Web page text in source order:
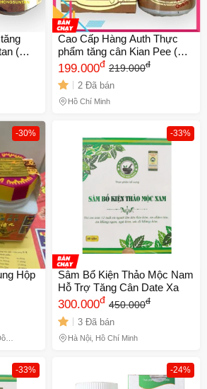
(
) - Hỗ
chức
khỏe
Cao Cấp Hàng Auth Thực
phẩm tăng cân Kian Pee (
Kiện Tỳ Hoàn ) xuất xứ
Malaysia giúp ăn ngon
miệng, ngủ ngon - Mã 1062
199.000đ 219.000đ
2 Đã bán
Hồ Chí Minh
-30%
Hộp
-33%
Sâm Bổ Kiện Thảo Mộc Nam
Hỗ Trợ Tăng Cân Date Xa
300.000đ 450.000đ
3 Đã bán
Hà Nội, Hồ Chí Minh
-33% -24%
Đừng Bỏ Lỡ! 🎁